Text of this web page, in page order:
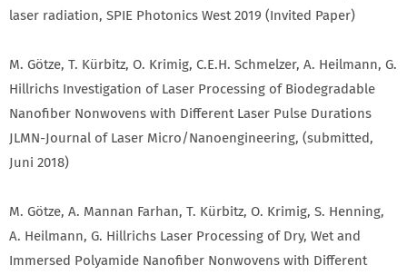
laser radiation, SPIE Photonics West 2019 (Invited Paper)
M. Götze, T. Kürbitz, O. Krimig, C.E.H. Schmelzer, A. Heilmann, G.
Hillrichs Investigation of Laser Processing of Biodegradable
Nanofiber Nonwovens with Different Laser Pulse Durations
JLMN-Journal of Laser Micro/Nanoengineering, (submitted,
Juni 2018)
M. Götze, A. Mannan Farhan, T. Kürbitz, O. Krimig, S. Henning,
A. Heilmann, G. Hillrichs Laser Processing of Dry, Wet and
Immersed Polyamide Nanofiber Nonwovens with Different